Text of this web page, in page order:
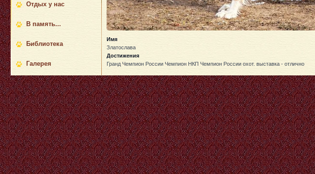
Отдых у нас
В память...
Библиотека
Галерея
Имя
Златослава
Достижения
Гранд Чемпион России Чемпион НКП Чемпион России охот. выставка - отлично